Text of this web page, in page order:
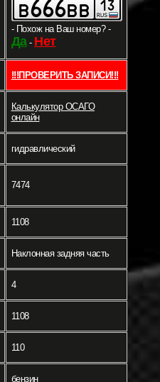
- Похож на Ваш номер? -
Да- Нет
!!!ПРОВЕРИТЬ ЗАПИСИ!!!
Калькулятор ОСАГО
онлайн
гидравлический
7474
1108
Наклонная задняя часть
4
1108
110
бензин